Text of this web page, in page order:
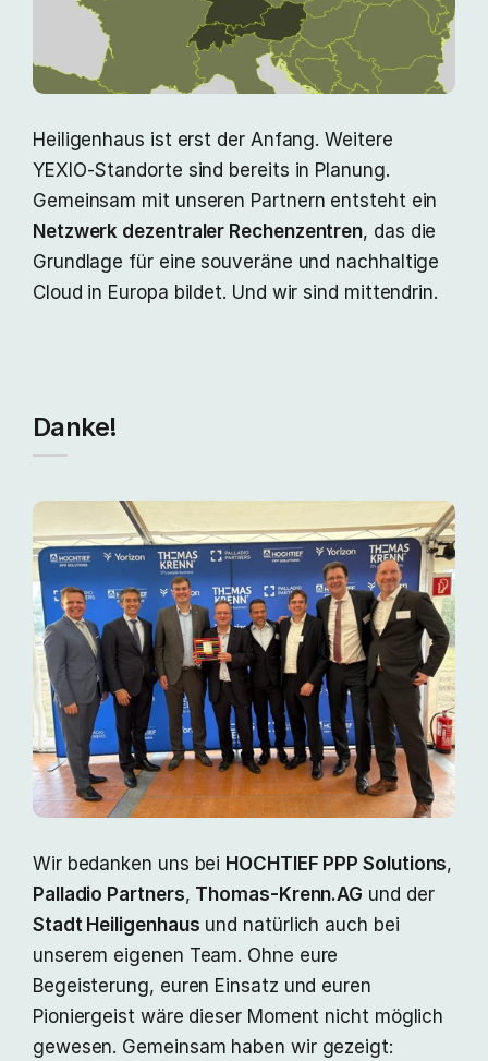
Heiligenhaus ist erst der Anfang. Weitere
YEXIO‑Standorte sind bereits in Planung.
Gemeinsam mit unseren Partnern entsteht ein
Netzwerk dezentraler Rechenzentren, das die
Grundlage für eine souveräne und nachhaltige
Cloud in Europa bildet. Und wir sind mittendrin.
Danke!
Wir bedanken uns bei HOCHTIEF PPP Solutions,
Palladio Partners, Thomas‑Krenn.AG und der
Stadt Heiligenhaus und natürlich auch bei
unserem eigenen Team. Ohne eure
Begeisterung, euren Einsatz und euren
Pioniergeist wäre dieser Moment nicht möglich
gewesen. Gemeinsam haben wir gezeigt: